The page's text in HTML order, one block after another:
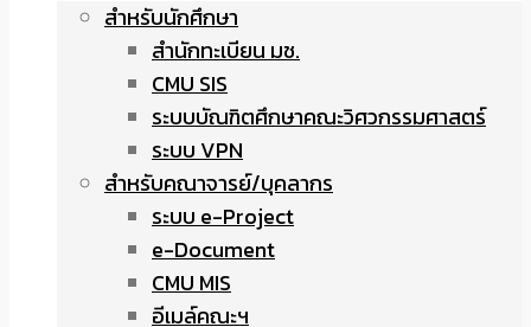
สำหรับนักศึกษา
สำนักทะเบียน มช.
CMU SIS
ระบบบัณฑิตศึกษาคณะวิศวกรรมศาสตร์
ระบบ VPN
สำหรับคณาจารย์/บุคลากร
ระบบ e-Project
e-Document
CMU MIS
อีเมล์คณะฯ